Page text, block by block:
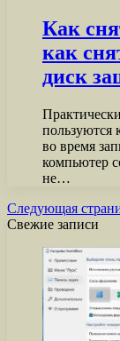
Как
как
диск
пользуются
во время
компьютер
не…
Следующая
Свежие записи